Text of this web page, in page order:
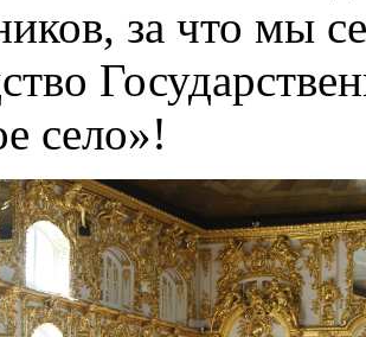
за что мы
село»!